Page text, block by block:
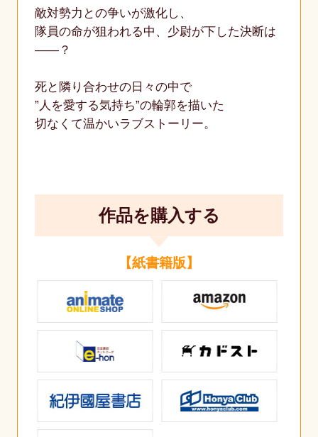
敵対勢力との争いが激化し、
隊員の命が狙われる中、少尉が下した決断は
――？
死と隣り合わせの日々の中で
”人を愛する気持ち”の輪郭を描いた
切なくて温かいラブストーリー。
作品を購入する
【紙書籍版】